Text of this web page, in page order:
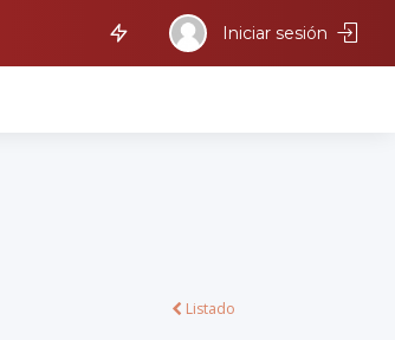
Iniciar sesión
Listado